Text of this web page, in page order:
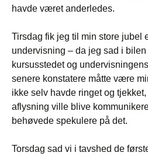
havde været anderledes.
Tirsdag fik jeg til min store jubel
undervisning – da jeg sad i bilen
kursusstedet og
senere konstatere måtte være
ikke selv havde ringet og
aflysning ville blive
behøvede spekulere på det.
Torsdag sad vi i tavshed de